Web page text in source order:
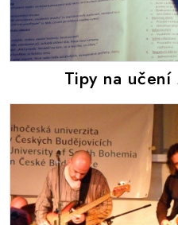
Tipy na učení